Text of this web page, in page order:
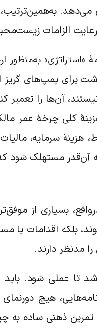
به‌همین‌ترتیب،
رعایت الزامات
«استراتژی»
برای پمپ‌های
آن‌ها را تعمیر
کلی چرخۀ عمر
هزینۀ سرمایه،
آن‌قدر مستهلک
بسیاری از
بلکه اقدامات
مدنظر دارند.
تا عملی شود.
هیچ
تمرین ذهنی ساده